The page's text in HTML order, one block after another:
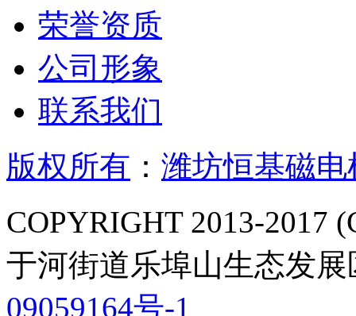
荣誉资质
公司形象
联系我们
版权所有 ： 潍坊恒基磁
COPYRIGHT 2013-2017
于河街道乐埠山生态发展
09059164号-1